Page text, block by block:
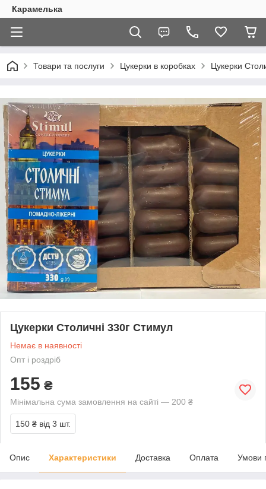
Карамелька
Товари та послуги Цукерки в коробках Цукерки
Цукерки Столичні 330г Стимул
Немає в наявності
Опт і роздріб
155 ₴
Мінімальна сума замовлення на сайті — 200 ₴
150 ₴ від 3 шт.
Опис Характеристики Доставка Оплата Умови